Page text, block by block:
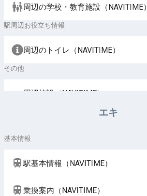
周辺の学校・教育施設（NAVITIME）
駅周辺お役立ち情報
周辺のトイレ（NAVITIME）
その他
周辺施設（NAVITIME）
エキ
基本情報
駅基本情報（NAVITIME）
乗換案内（NAVITIME）